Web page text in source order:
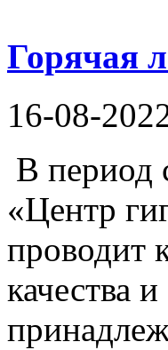
Горячая
16-08-
В период
«Центр
проводит
качества